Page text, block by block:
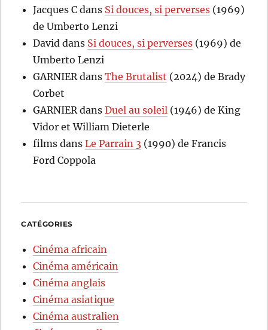
Jacques C dans Si douces, si perverses (1969)
de Umberto Lenzi
David dans Si douces, si perverses (1969) de
Umberto Lenzi
GARNIERdansThe Brutalist (2024) de Brady
Corbet
GARNIERdansDuel au soleil (1946) de King
Vidor et William Dieterle
films dansLe Parrain 3 (1990) de Francis
Ford Coppola
CATÉGORIES
Cinéma africain
Cinéma américain
Cinéma anglais
Cinéma asiatique
Cinéma australien